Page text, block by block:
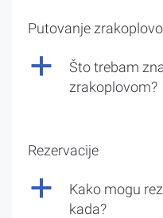
Putovanje
a
Što trebam
zrakoplovom?
Rezervacije
a
Kako mogu
kada?